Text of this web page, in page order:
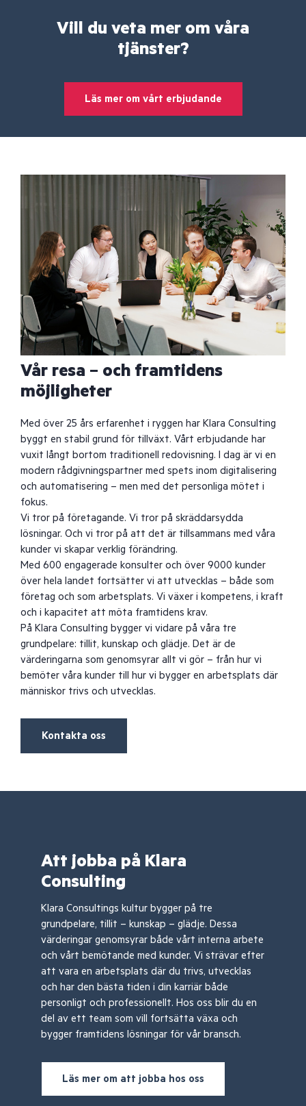
Vill du veta mer om våra
tjänster?
Läs mer om vårt erbjudande
Vår resa – och framtidens
möjligheter
Med över 25 års erfarenhet i ryggen har Klara Consulting
byggt en stabil grund för tillväxt. Vårt erbjudande har
vuxit långt bortom traditionell redovisning. I dag är vi en
modern rådgivningspartner med spets inom digitalisering
och automatisering – men med det personliga mötet i
fokus.
Vi tror på företagande. Vi tror på skräddarsydda
lösningar. Och vi tror på att det är tillsammans med våra
kunder vi skapar verklig förändring.
Med 600 engagerade konsulter och över 9000 kunder
över hela landet fortsätter vi att utvecklas – både som
företag och som arbetsplats. Vi växer i kompetens, i kraft
och i kapacitet att möta framtidens krav.
På Klara Consulting bygger vi vidare på våra tre
grundpelare: tillit, kunskap och glädje. Det är de
värderingarna som genomsyrar allt vi gör – från hur vi
bemöter våra kunder till hur vi bygger en arbetsplats där
människor trivs och utvecklas.
Kontakta oss
Att jobba på Klara
Consulting
Klara Consultings kultur bygger på tre
grundpelare, tillit – kunskap – glädje. Dessa
värderingar genomsyrar både vårt interna arbete
och vårt bemötande med kunder. Vi strävar efter
att vara en arbetsplats där du trivs, utvecklas
och har den bästa tiden i din karriär både
personligt och professionellt. Hos oss blir du en
del av ett team som vill fortsätta växa och
bygger framtidens lösningar för vår bransch.
Läs mer om att jobba hos oss